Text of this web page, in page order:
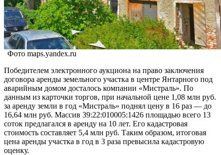
Фото maps.yandex.ru
Победителем электронного аукциона на право заключения
договора аренды земельного участка в центре Янтарного под
аварийным домом досталось компании «Мистраль». По
данным из карточки торгов, при начальной цене 1,08 млн руб.
за аренду земли в год «Мистраль» поднял цену в 16 раз — до
16,64 млн руб. Массив 39:22:010005:1426 площадью всего 13
соток предлагался в аренду на 10 лет. Его кадастровая
стоимость составляет 5,4 млн руб. Таким образом, итоговая
цена аренды участка в год в 3 раза превысила кадастровую
оценку.